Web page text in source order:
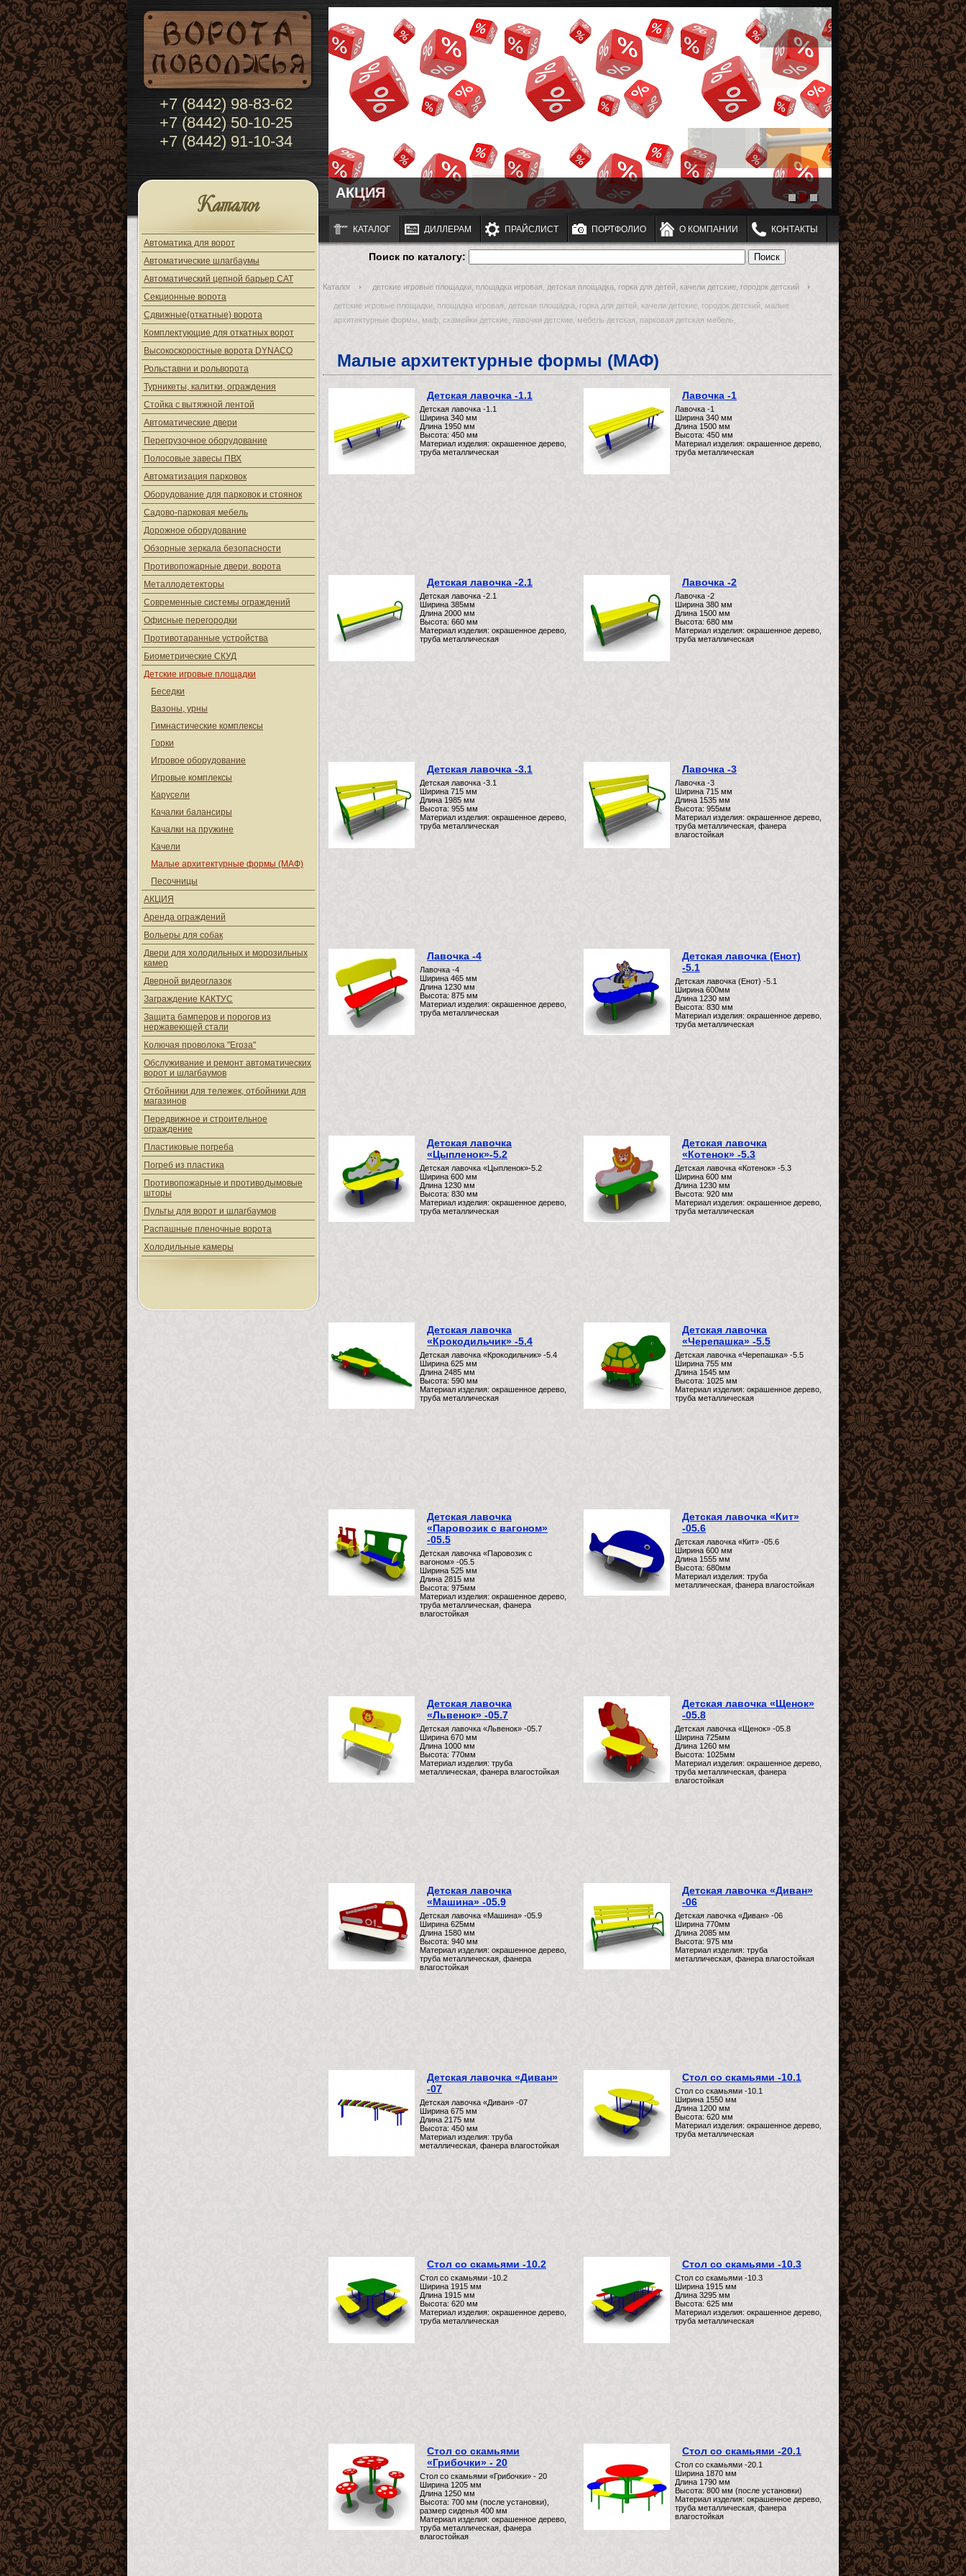
+7 (8442) 98-83-62
+7 (8442) 50-10-25
+7 (8442) 91-10-34
АКЦИЯ
Каталог
Автоматика для ворот
Автоматические шлагбаумы
Автоматический цепной барьер CAT
Секционные ворота
Сдвижные(откатные) ворота
Комплектующие для откатных ворот
Высокоскоростные ворота DYNACO
Рольставни и рольворота
Турникеты, калитки, ограждения
Стойка с вытяжной лентой
Автоматические двери
Перегрузочное оборудование
Полосовые завесы ПВХ
Автоматизация парковок
Оборудование для парковок и стоянок
Садово-парковая мебель
Дорожное оборудование
Обзорные зеркала безопасности
Противопожарные двери, ворота
Металлодетекторы
Современные системы ограждений
Офисные перегородки
Противотаранные устройства
Биометрические СКУД
Детские игровые площадки
Беседки
Вазоны, урны
Гимнастические комплексы
Горки
Игровое оборудование
Игровые комплексы
Карусели
Качалки балансиры
Качалки на пружине
Качели
Малые архитектурные формы (МАФ)
Песочницы
АКЦИЯ
Аренда ограждений
Вольеры для собак
Двери для холодильных и морозильных
камер
Дверной видеоглазок
Заграждение КАКТУС
Защита бамперов и порогов из
нержавеющей стали
Колючая проволока "Егоза"
Обслуживание и ремонт автоматических
ворот и шлагбаумов
Отбойники для тележек, отбойники для
магазинов
Передвижное и строительное
ограждение
Пластиковые погреба
Погреб из пластика
Противопожарные и противодымовые
шторы
Пульты для ворот и шлагбаумов
Распашные пленочные ворота
Холодильные камеры
КАТАЛОГ ДИЛЛЕРАМ ПРАЙСЛИСТ ПОРТФОЛИО О КОМПАНИИ КОНТАКТЫ
Поиск по каталогу:
Каталог детские игровые площадки, площадка игровая, детская площадка, горка для детей, качели детские, городок детский
детские игровые площадки, площадка игровая, детская площадка, горка для детей, качели детские, городок детский, малые
архитектурные формы, маф, скамейки детские, лавочки детские, мебель детская, парковая детская мебель,
Малые архитектурные формы (МАФ)
Детская лавочка -1.1
Детская лавочка -1.1
Ширина 340 мм
Длина 1950 мм
Высота: 450 мм
Материал изделия: окрашенное дерево,
труба металлическая
Лавочка -1
Лавочка -1
Ширина 340 мм
Длина 1500 мм
Высота: 450 мм
Материал изделия: окрашенное дерево,
труба металлическая
Детская лавочка -2.1
Детская лавочка -2.1
Ширина 385мм
Длина 2000 мм
Высота: 660 мм
Материал изделия: окрашенное дерево,
труба металлическая
Лавочка -2
Лавочка -2
Ширина 380 мм
Длина 1500 мм
Высота: 680 мм
Материал изделия: окрашенное дерево,
труба металлическая
Детская лавочка -3.1
Детская лавочка -3.1
Ширина 715 мм
Длина 1985 мм
Высота: 955 мм
Материал изделия: окрашенное дерево,
труба металлическая
Лавочка -3
Лавочка -3
Ширина 715 мм
Длина 1535 мм
Высота: 955мм
Материал изделия: окрашенное дерево,
труба металлическая, фанера
влагостойкая
Лавочка -4
Лавочка -4
Ширина 465 мм
Длина 1230 мм
Высота: 875 мм
Материал изделия: окрашенное дерево,
труба металлическая
Детская лавочка (Енот)
-5.1
Детская лавочка (Енот) -5.1
Ширина 600мм
Длина 1230 мм
Высота: 830 мм
Материал изделия: окрашенное дерево,
труба металлическая
Детская лавочка
«Цыпленок»-5.2
Детская лавочка «Цыпленок»-5.2
Ширина 600 мм
Длина 1230 мм
Высота: 830 мм
Материал изделия: окрашенное дерево,
труба металлическая
Детская лавочка
«Котенок» -5.3
Детская лавочка «Котенок» -5.3
Ширина 600 мм
Длина 1230 мм
Высота: 920 мм
Материал изделия: окрашенное дерево,
труба металлическая
Детская лавочка
«Крокодильчик» -5.4
Детская лавочка «Крокодильчик» -5.4
Ширина 625 мм
Длина 2485 мм
Высота: 590 мм
Материал изделия: окрашенное дерево,
труба металлическая
Детская лавочка
«Черепашка» -5.5
Детская лавочка «Черепашка» -5.5
Ширина 755 мм
Длина 1545 мм
Высота: 1025 мм
Материал изделия: окрашенное дерево,
труба металлическая
Детская лавочка
«Паровозик с вагоном»
-05.5
Детская лавочка «Паровозик с
вагоном» -05.5
Ширина 525 мм
Длина 2815 мм
Высота: 975мм
Материал изделия: окрашенное дерево,
труба металлическая, фанера
влагостойкая
Детская лавочка «Кит»
-05.6
Детская лавочка «Кит» -05.6
Ширина 600 мм
Длина 1555 мм
Высота: 680мм
Материал изделия: труба
металлическая, фанера влагостойкая
Детская лавочка
«Львенок» -05.7
Детская лавочка «Львенок» -05.7
Ширина 670 мм
Длина 1000 мм
Высота: 770мм
Материал изделия: труба
металлическая, фанера влагостойкая
Детская лавочка «Щенок»
-05.8
Детская лавочка «Щенок» -05.8
Ширина 725мм
Длина 1260 мм
Высота: 1025мм
Материал изделия: окрашенное дерево,
труба металлическая, фанера
влагостойкая
Детская лавочка
«Машина» -05.9
Детская лавочка «Машина» -05.9
Ширина 625мм
Длина 1580 мм
Высота: 940 мм
Материал изделия: окрашенное дерево,
труба металлическая, фанера
влагостойкая
Детская лавочка «Диван»
-06
Детская лавочка «Диван» -06
Ширина 770мм
Длина 2085 мм
Высота: 975 мм
Материал изделия: труба
металлическая, фанера влагостойкая
Детская лавочка «Диван»
-07
Детская лавочка «Диван» -07
Ширина 675 мм
Длина 2175 мм
Высота: 450 мм
Материал изделия: труба
металлическая, фанера влагостойкая
Стол со скамьями -10.1
Стол со скамьями -10.1
Ширина 1550 мм
Длина 1200 мм
Высота: 620 мм
Материал изделия: окрашенное дерево,
труба металлическая
Стол со скамьями -10.2
Стол со скамьями -10.2
Ширина 1915 мм
Длина 1915 мм
Высота: 620 мм
Материал изделия: окрашенное дерево,
труба металлическая
Стол со скамьями -10.3
Стол со скамьями -10.3
Ширина 1915 мм
Длина 3295 мм
Высота: 625 мм
Материал изделия: окрашенное дерево,
труба металлическая
Стол со скамьями
«Грибочки» - 20
Стол со скамьями «Грибочки» - 20
Ширина 1205 мм
Длина 1250 мм
Высота: 700 мм (после установки),
размер сиденья 400 мм
Материал изделия: окрашенное дерево,
труба металлическая, фанера
влагостойкая
Стол со скамьями -20.1
Стол со скамьями -20.1
Ширина 1870 мм
Длина 1790 мм
Высота: 800 мм (после установки)
Материал изделия: окрашенное дерево,
труба металлическая, фанера
влагостойкая